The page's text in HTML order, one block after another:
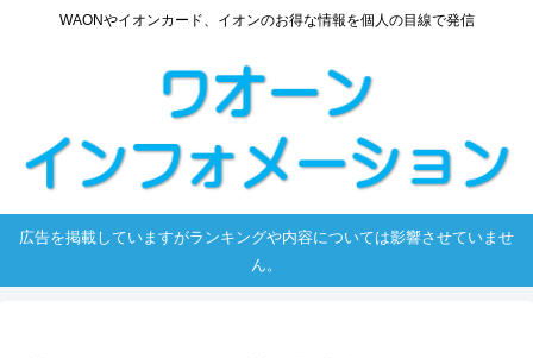
WAONやイオンカード、イオンのお得な情報を個人の目線で発信
広告を掲載していますがランキングや内容については影響させていませ
ん。